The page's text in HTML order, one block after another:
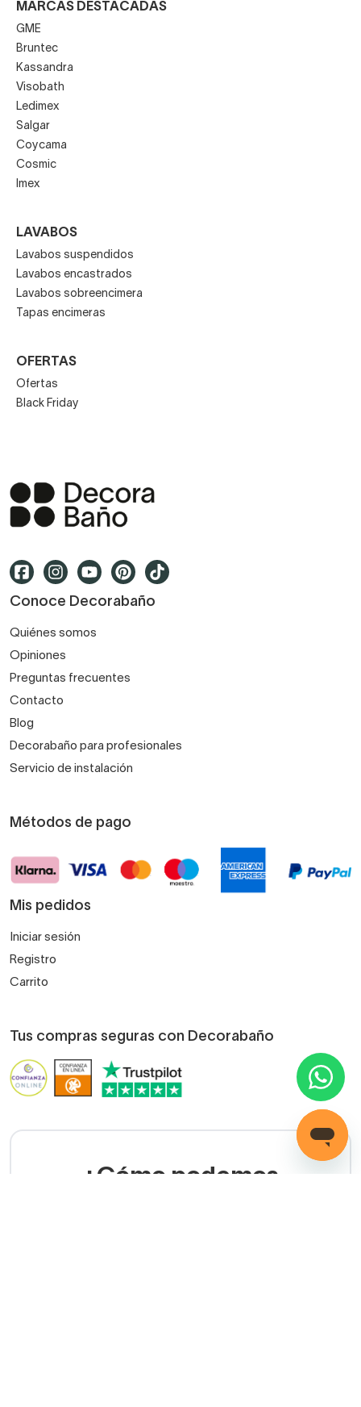
MARCAS DESTACADAS
GME
Bruntec
Kassandra
Visobath
Ledimex
Salgar
Coycama
Cosmic
Imex
LAVABOS
Lavabos suspendidos
Lavabos encastrados
Lavabos sobreencimera
Tapas encimeras
OFERTAS
Ofertas
Black Friday
Conoce Decorabaño
Quiénes somos
Opiniones
Preguntas frecuentes
Contacto
Blog
Decorabaño para profesionales
Servicio de instalación
Métodos de pago
Mis pedidos
Iniciar sesión
Registro
Carrito
Tus compras seguras con Decorabaño
¿Cómo podemos